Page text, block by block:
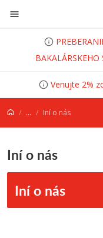
Prejsť na obsah
Venujte 2%
... Iní o nás
Iní o nás
Iní o nás